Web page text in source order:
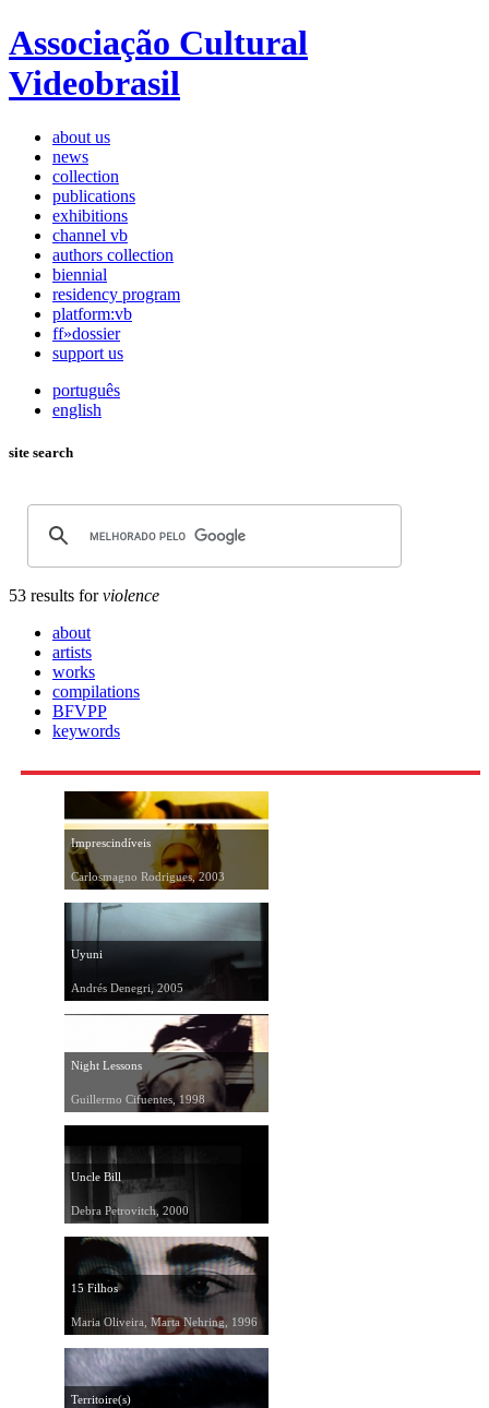
Associação Cultural
Videobrasil
about us
news
collection
publications
exhibitions
channel vb
authors collection
biennial
residency program
platform:vb
ff»dossier
support us
português
english
site search
53 results forviolence
about
artists
works
compilations
BFVPP
keywords
Imprescindíveis
Carlosmagno Rodrigues, 2003
Uyuni
Andrés Denegri, 2005
Night Lessons
Guillermo Cifuentes, 1998
Uncle Bill
Debra Petrovitch, 2000
15 Filhos
Maria Oliveira, Marta Nehring, 1996
Territoire(s)